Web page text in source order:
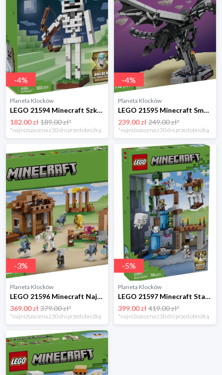
-4%
Planeta Klocków
LEGO 21594 Minecraft Szkielet Lego
182.00 zł189.00 zł*
*najniższa cena z 30 dni przed obniżką
-4%
Planeta Klocków
LEGO 21595 Minecraft Smok Kresu Lego
239.00 zł249.00 zł*
*najniższa cena z 30 dni przed obniżką
-3%
Planeta Klocków
LEGO 21596 Minecraft Najazd Przywoływaczy na wioskę Lego
369.00 zł379.00 zł*
*najniższa cena z 30 dni przed obniżką
-5%
Planeta Klocków
LEGO 21597 Minecraft Stacja Ghasta Lego
399.00 zł419.00 zł*
*najniższa cena z 30 dni przed obniżką